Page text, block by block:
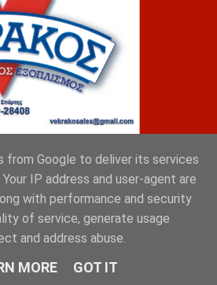
from Google to deliver its services
IP address and user-agent are
with performance and security
of service, generate usage
and address abuse.
MORE GOT IT